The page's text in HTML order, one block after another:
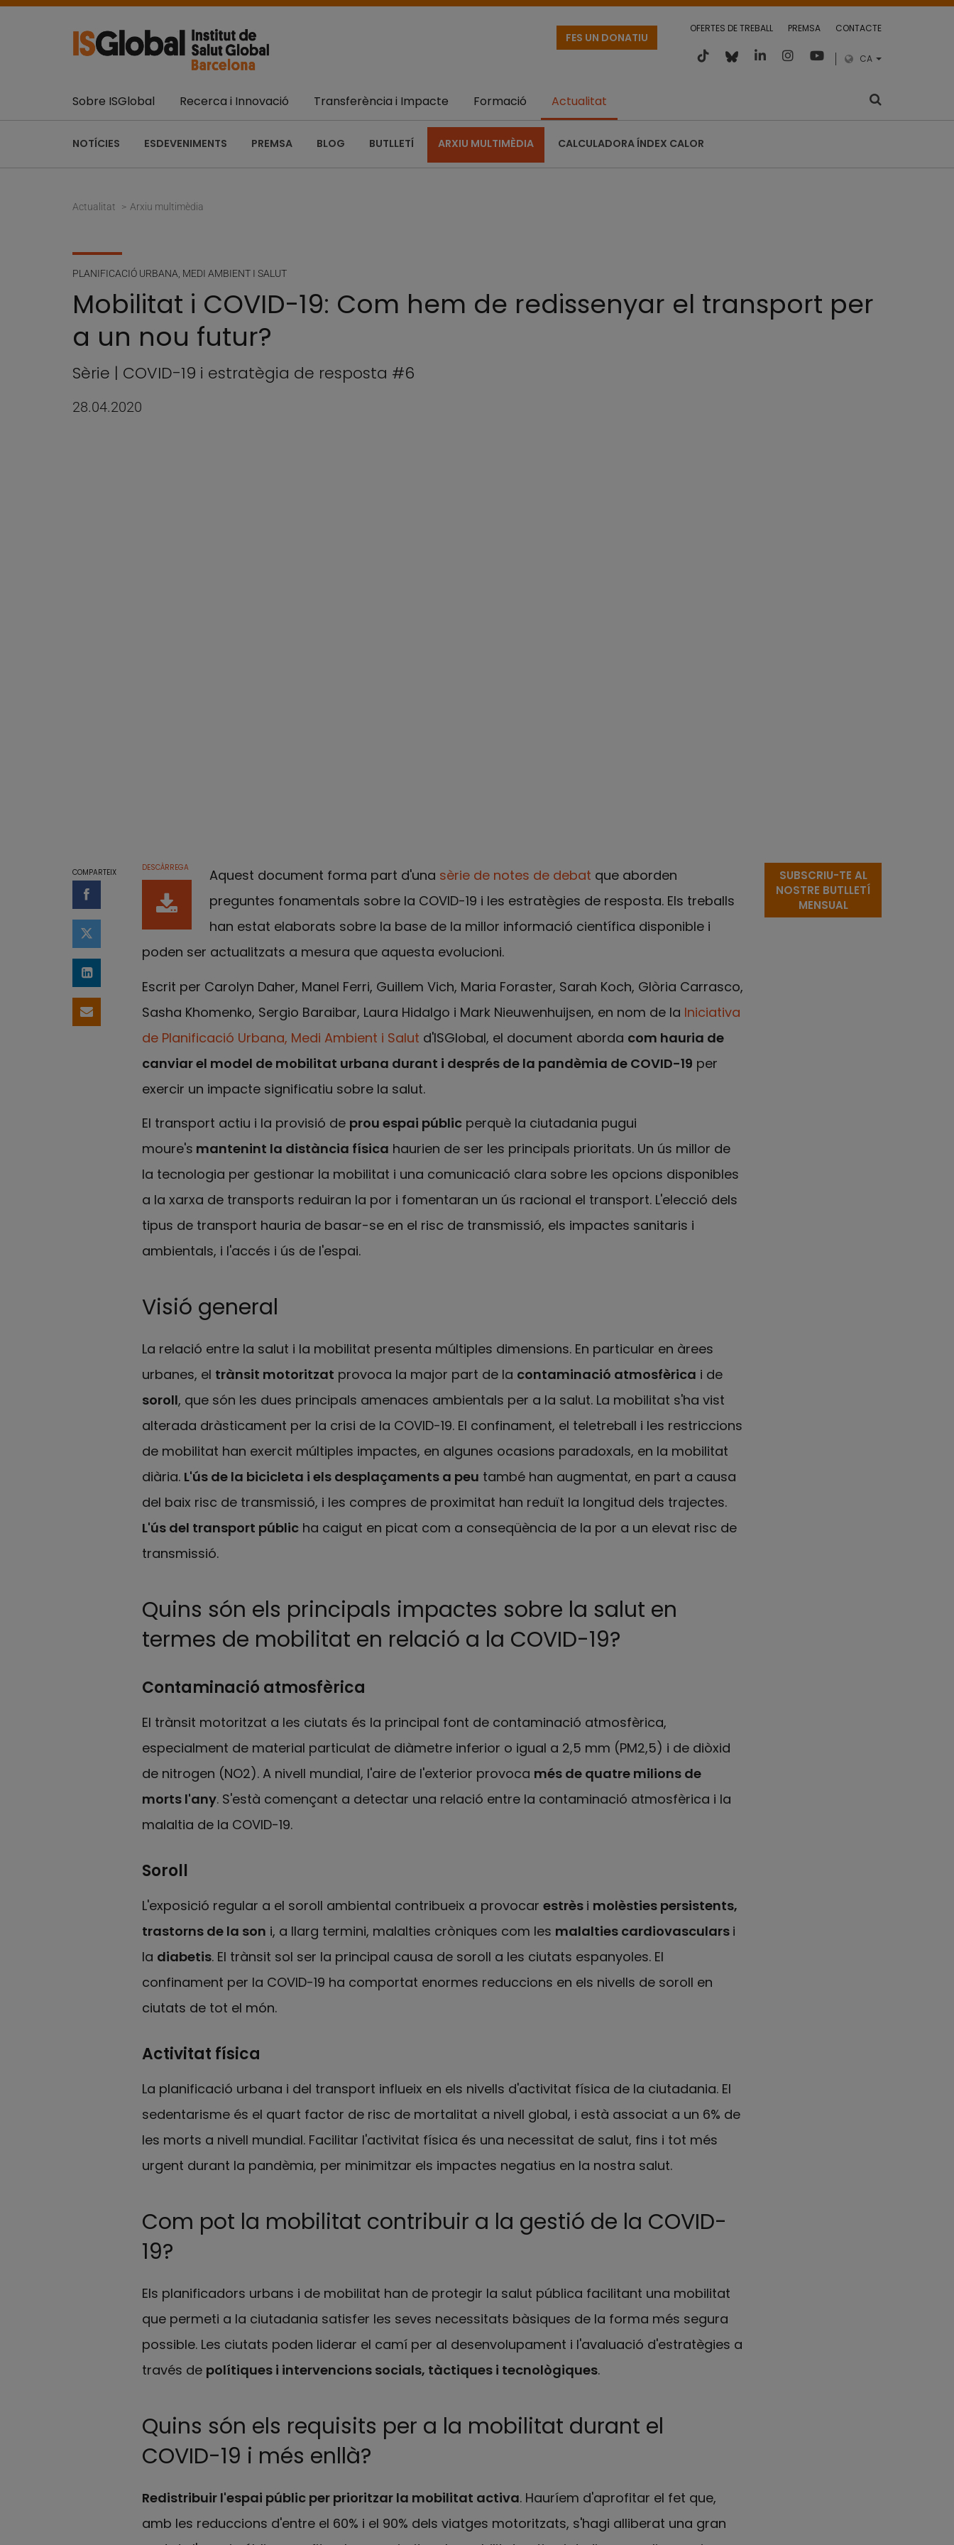
OFERTES DE TREBALL PREMSA CONTACTE
CA
FES UN DONATIU
Sobre ISGlobal Recerca i Innovació Transferència i Impacte Formació Actualitat
NOTÍCIES ESDEVENIMENTS PREMSA BLOG BUTLLETÍ ARXIU MULTIMÈDIA CALCULADORA ÍNDEX CALOR
Actualitat Arxiu multimèdia
PLANIFICACIÓ URBANA, MEDI AMBIENT I SALUT
Mobilitat i COVID-19: Com hem de redissenyar el transport per
a un nou futur?
Sèrie | COVID-19 i estratègia de resposta #6
28.04.2020
COMPARTEIX
Compartir a Facebook
Compartir a Twitter
Comparteix a LinkedIn
Comparteix per email
DESCÀRREGA Aquest document forma part d'una sèrie de notes de debat que aborden
preguntes fonamentals sobre la COVID-19 i les estratègies de resposta. Els treballs
han estat elaborats sobre la base de la millor informació científica disponible i
poden ser actualitzats a mesura que aquesta evolucioni.
Escrit per Carolyn Daher, Manel Ferri, Guillem Vich, Maria Foraster, Sarah Koch, Glòria Carrasco,
Sasha Khomenko, Sergio Baraibar, Laura Hidalgo i Mark Nieuwenhuijsen, en nom de la Iniciativa
de Planificació Urbana, Medi Ambient i Salut d'ISGlobal, el document aborda com hauria de
canviar el model de mobilitat urbana durant i després de la pandèmia de COVID-19 per
exercir un impacte significatiu sobre la salut.
El transport actiu i la provisió de prou espai públicperquè la ciutadania pugui
moure's mantenint la distància física haurien de ser les principals prioritats. Un ús millor de
la tecnologia per gestionar la mobilitat i una comunicació clara sobre les opcions disponibles
a la xarxa de transports reduiran la por i fomentaran un ús racional el transport. L'elecció dels
tipus de transport hauria de basar-se en el risc de transmissió, els impactes sanitaris i
ambientals, i l'accés i ús de l'espai.
Visió general
La relació entre la salut i la mobilitat presenta múltiples dimensions. En particular en àrees
urbanes, el trànsit motoritzat provoca la major part de la contaminació atmosfèrica i de
soroll, que són les dues principals amenaces ambientals per a la salut. La mobilitat s'ha vist
alterada dràsticament per la crisi de la COVID-19. El confinament, el teletreball i les restriccions
de mobilitat han exercit múltiples impactes, en algunes ocasions paradoxals, en la mobilitat
diària. L'ús de la bicicleta i els desplaçaments a peu també han augmentat, en part a causa
del baix risc de transmissió, i les compres de proximitat han reduït la longitud dels trajectes.
L'ús del transport públicha caigut en picat com a conseqüència de la por a un elevat risc de
transmissió.
Quins són els principals impactes sobre la salut en
termes de mobilitat en relació a la COVID-19?
Contaminació atmosfèrica
El trànsit motoritzat a les ciutats és la principal font de contaminació atmosfèrica,
especialment de material particulat de diàmetre inferior o igual a 2,5 mm (PM2,5) i de diòxid
de nitrogen (NO2). A nivell mundial, l'aire de l'exterior provoca més de quatre milions de
morts l'any. S'està començant a detectar una relació entre la contaminació atmosfèrica i la
malaltia de la COVID-19.
Soroll
L'exposició regular a el soroll ambiental contribueix a provocar estrès i molèsties persistents,
trastorns de la son i, a llarg termini, malalties cròniques com les malalties cardiovasculars i
la diabetis. El trànsit sol ser la principal causa de soroll a les ciutats espanyoles. El
confinament per la COVID-19 ha comportat enormes reduccions en els nivells de soroll en
ciutats de tot el món.
Activitat física
La planificació urbana i del transport influeix en els nivells d'activitat física de la ciutadania. El
sedentarisme és el quart factor de risc de mortalitat a nivell global, i està associat a un 6% de
les morts a nivell mundial. Facilitar l'activitat física és una necessitat de salut, fins i tot més
urgent durant la pandèmia, per minimitzar els impactes negatius en la nostra salut.
Com pot la mobilitat contribuir a la gestió de la COVID-
19?
Els planificadors urbans i de mobilitat han de protegir la salut pública facilitant una mobilitat
que permeti a la ciutadania satisfer les seves necessitats bàsiques de la forma més segura
possible. Les ciutats poden liderar el camí per al desenvolupament i l'avaluació d'estratègies a
través de polítiques i intervencions socials, tàctiques i tecnològiques.
Quins són els requisits per a la mobilitat durant el
COVID-19 i més enllà?
Redistribuir l'espai públic per prioritzar la mobilitat activa. Hauríem d'aprofitar el fet que,
amb les reduccions d'entre el 60% i el 90% dels viatges motoritzats, s'hagi alliberat una gran
SUBSCRIU-TE AL
NOSTRE BUTLLETÍ
MENSUAL